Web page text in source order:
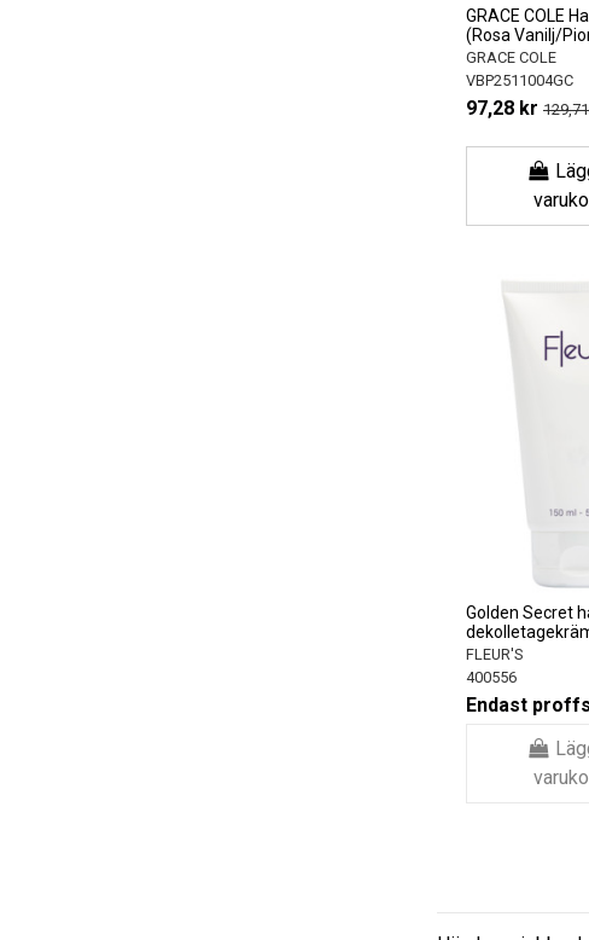
GRACE COLE
(Rosa Vanilj/
GRACE COLE
VBP2511004GC
97,28 kr
Golden Secret
FLEUR'S
400556
Endast proffs